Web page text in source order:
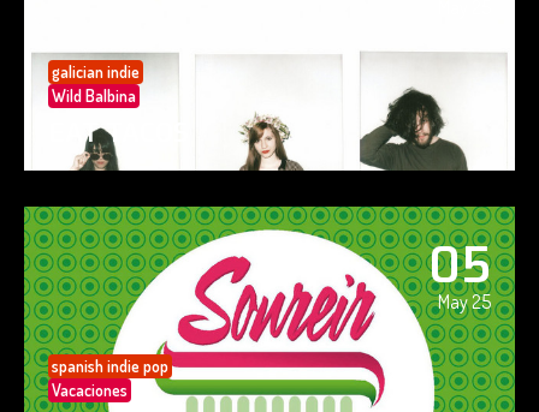
galician indie
Wild Balbina
EAT TACOS
05
May 25
spanish indie pop
Vacaciones